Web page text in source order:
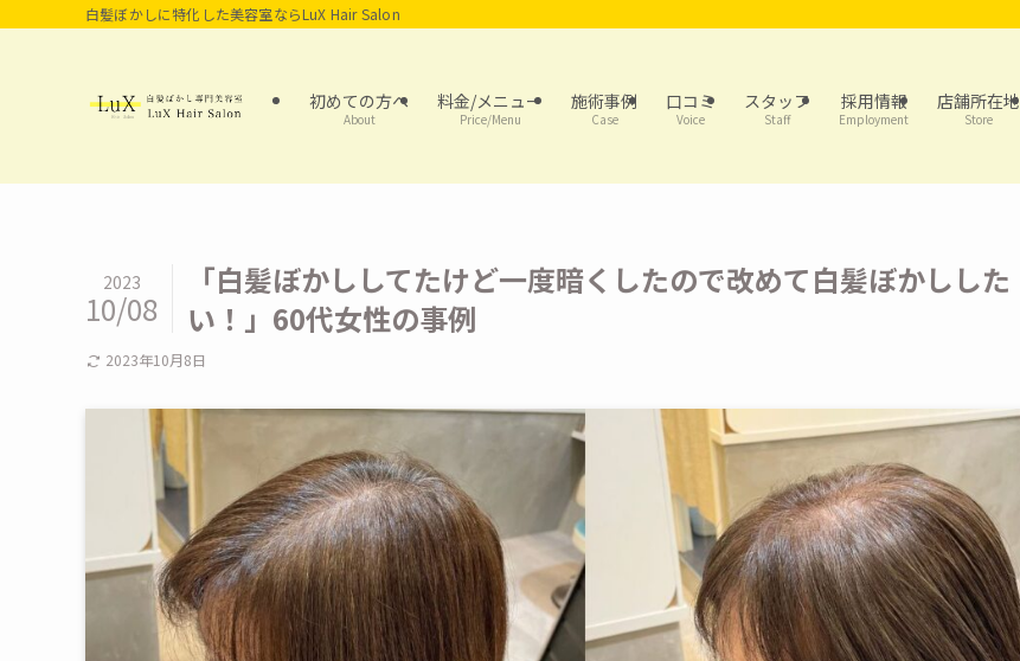
白髪ぼかしに特化した美容室ならLuX Hair Salon
初めての方へ
About
料金/メニュー
Price/Menu
施術事例
Case
口コミ
Voice
スタッフ
Staff
採用情報
Employment
店舗所在地
Store
「白髪ぼかししてたけど一度暗くしたので改めて白髪ぼかしした
い！」60代女性の事例
2023
10/08
2023年10月8日